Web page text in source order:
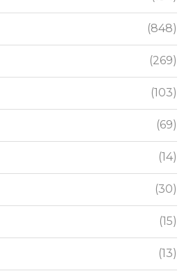
(848)
(269)
(103)
(69)
(14)
(30)
(15)
(13)